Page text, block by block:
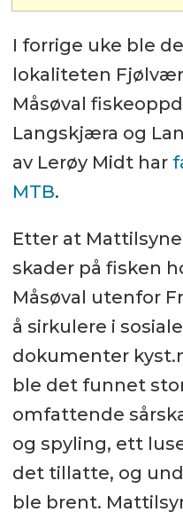
I forrige uke ble
lokaliteten
Måsøval
Langskjæra og
av Lerøy Midt har
MTB.
Etter at
skader på fisken
Måsøval utenfor
å sirkulere i
dokumenter
ble det funnet
omfattende
og spyling, ett
det tillatte, og
ble brent.